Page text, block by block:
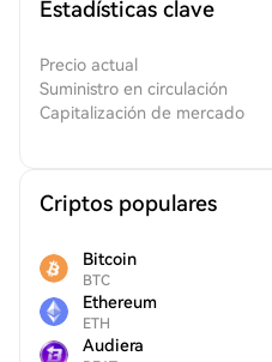
Bitcoin con contratos inteligentes.
Estadísticas clave
Precio actual
Suministro en circulación
Capitalización de mercado
Criptos populares
Bitcoin
BTC
Ethereum
ETH
Audiera